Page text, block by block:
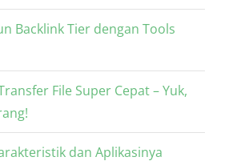
Backlink Tier dengan Tools
File Super Cepat – Yuk,
dan Aplikasinya